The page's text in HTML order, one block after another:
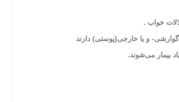
خواب .
و یا خارجی(پوستی) دارند
بیمار می‌شوند.